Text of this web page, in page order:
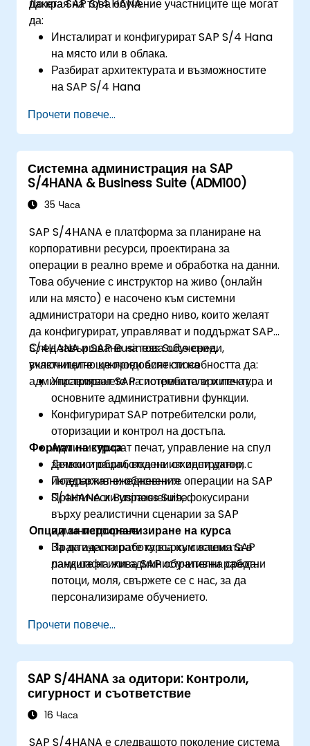
пакета SAP S/4 HANA.
До края на това обучение участниците ще могат
да:
Инсталират и конфигурират SAP S/4 Hana
на място или в облака.
Разбират архитектурата и възможностите
на SAP S/4 Hana
Business Suite към SAP S/4 Hana
Разбират как е реализирана сигурността в
SAP S/4 Hana
Подобрят мобилността на SAP
приложенията чрез SAP Fiori
Тестват, дебъгват и внедряват SAP S/4
Проучат как SAP S/4 може да се интегрира
със SAP S/4 Cloud, за да предостави
цялостно корпоративно решение.
Прочети повече...
Системна администрация на SAP
S/4HANA & Business Suite (ADM100)
35 Часа
SAP S/4HANA е платформа за планиране на
корпоративни ресурси, проектирана за
операции в реално време и обработка на данни.
Това обучение с инструктор на живо (онлайн
или на място) е насочено към системни
администратори на средно ниво, които желаят
да конфигурират, управляват и поддържат SAP
S/4HANA и SAP Business Suite среди,
включително ключови аспекти на
администрирането на потребители и печат.
След завършване на това обучение,
участниците ще придобият способността да:
Управляват SAP системната архитектура и
основните административни функции.
Конфигурират SAP потребителски роли,
оторизации и контрол на достъпа.
Администрират печат, управление на спул
заявки и обработка на изходни данни.
Поддържат ежедневните операции на SAP
S/4HANA и Business Suite.
Формат на курса
Демонстрации, водени от инструктор, с
интерактивни обяснения.
Практически упражнения, фокусирани
върху реалистични сценарии за SAP
администриране.
Практическа работа върху системата в
рамките на жива SAP обучителна среда.
Опции за персонализиране на курса
За да адаптирате курса към вашия SAP
ландшафт или административни работни
потоци, моля, свържете се с нас, за да
персонализираме обучението.
Прочети повече...
SAP S/4HANA за одитори: Контроли,
сигурност и съответствие
16 Часа
SAP S/4HANA е следващото поколение система